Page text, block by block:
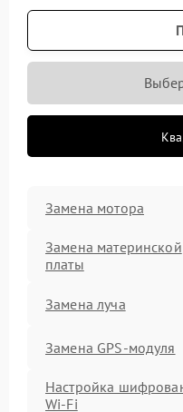
Замена мотора
Замена материнской
платы
Замена луча
Замена GPS-модуля
Настройка
Wi-Fi